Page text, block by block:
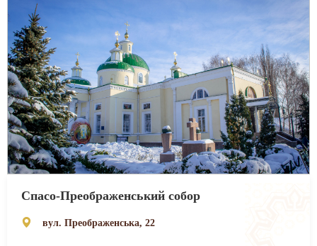
Спасо-Преображенський собор
вул. Преображенська, 22